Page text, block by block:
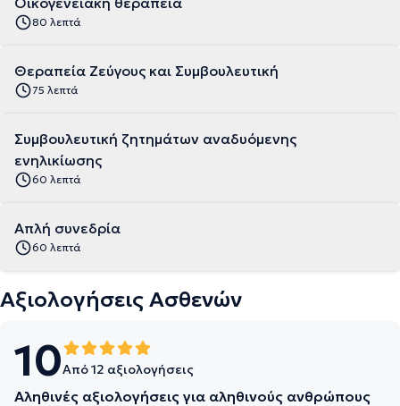
80 λεπτά
Θεραπεία Ζεύγους και Συμβουλευτική
75 λεπτά
Συμβουλευτική ζητημάτων αναδυόμενης
ενηλικίωσης
60 λεπτά
Απλή συνεδρία
60 λεπτά
Αξιολογήσεις Ασθενών
10Από 12 αξιολογήσεις
Αληθινές αξιολογήσεις για αληθινούς ανθρώπους